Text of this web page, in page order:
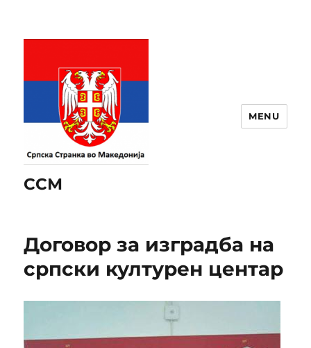
ССМ
MENU
Договор за изградба на
српски културен центар